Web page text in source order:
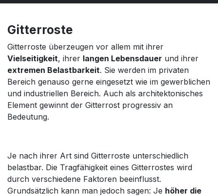
Gitterroste
Gitterroste überzeugen vor allem mit ihrer
Vielseitigkeit, ihrer langen Lebensdauer und ihrer
extremen Belastbarkeit. Sie werden im privaten
Bereich genauso gerne eingesetzt wie im gewerblichen
und industriellen Bereich. Auch als architektonisches
Element gewinnt der Gitterrost progressiv an
Bedeutung.
Je nach ihrer Art sind Gitterroste unterschiedlich
belastbar. Die Tragfähigkeit eines Gitterrostes wird
durch verschiedene Faktoren beeinflusst.
Grundsätzlich kann man jedoch sagen: Je höher die